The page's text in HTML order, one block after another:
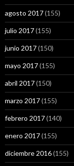
agosto 2017(155)
julio 2017(155)
junio 2017(150)
mayo 2017(155)
abril 2017(150)
marzo 2017(155)
febrero 2017(140)
enero 2017(155)
diciembre 2016(155)